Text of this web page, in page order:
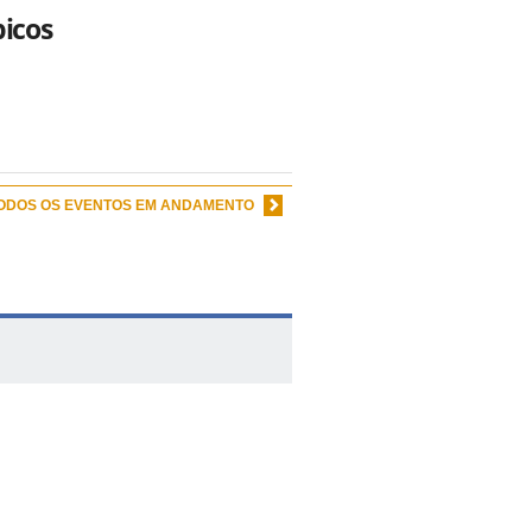
OS EVENTOS EM ANDAMENTO